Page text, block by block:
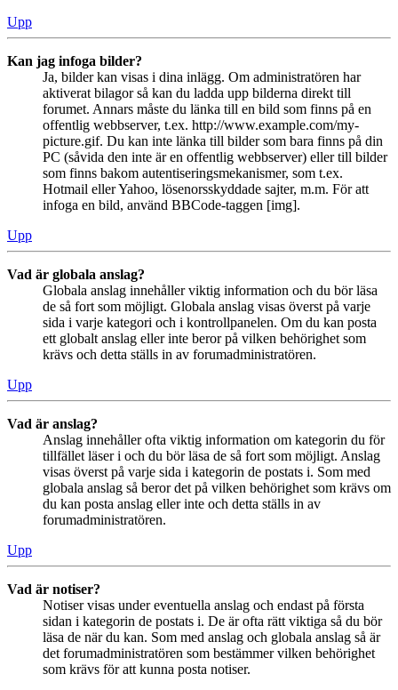
Upp
Kan jag infoga bilder?
Ja, bilder kan visas i dina inlägg. Om administratören har
aktiverat bilagor så kan du ladda upp bilderna direkt till
forumet. Annars måste du länka till en bild som finns på en
offentlig webbserver, t.ex. http://www.example.com/my-
picture.gif. Du kan inte länka till bilder som bara finns på din
PC (såvida den inte är en offentlig webbserver) eller till bilder
som finns bakom autentiseringsmekanismer, som t.ex.
Hotmail eller Yahoo, lösenorsskyddade sajter, m.m. För att
infoga en bild, använd BBCode-taggen [img].
Upp
Vad är globala anslag?
Globala anslag innehåller viktig information och du bör läsa
de så fort som möjligt. Globala anslag visas överst på varje
sida i varje kategori och i kontrollpanelen. Om du kan posta
ett globalt anslag eller inte beror på vilken behörighet som
krävs och detta ställs in av forumadministratören.
Upp
Vad är anslag?
Anslag innehåller ofta viktig information om kategorin du för
tillfället läser i och du bör läsa de så fort som möjligt. Anslag
visas överst på varje sida i kategorin de postats i. Som med
globala anslag så beror det på vilken behörighet som krävs om
du kan posta anslag eller inte och detta ställs in av
forumadministratören.
Upp
Vad är notiser?
Notiser visas under eventuella anslag och endast på första
sidan i kategorin de postats i. De är ofta rätt viktiga så du bör
läsa de när du kan. Som med anslag och globala anslag så är
det forumadministratören som bestämmer vilken behörighet
som krävs för att kunna posta notiser.